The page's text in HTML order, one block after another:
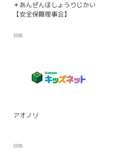
＊あんぜんほしょうりじかい
【安全保障理事会】
辞典
アオノリ
辞典